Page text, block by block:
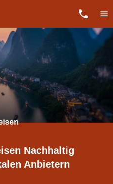
Nachhaltig
Anbietern